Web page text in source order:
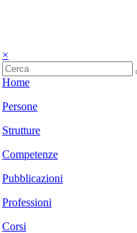
×
Home
Persone
Strutture
Competenze
Pubblicazioni
Professioni
Corsi